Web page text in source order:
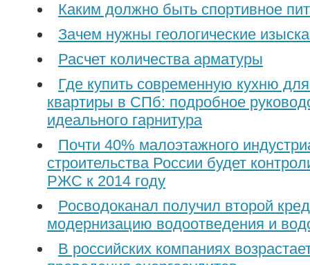
Каким должно быть спортивное
Зачем нужны геологические
Расчет количества арматуры
Где купить современную кухню
квартиры в СПб: подробное
идеального гарнитура
Почти 40% малоэтажного
строительства России будет
РЖС к 2014 году
Росводоканал получил второй
модернизацию водоотведения и
В российских компаниях